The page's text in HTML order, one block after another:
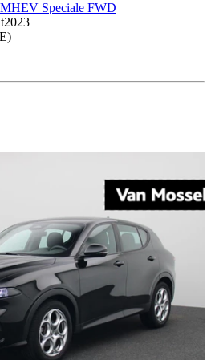
Speciale FWD
2023